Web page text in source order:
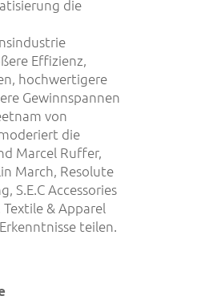
die
Effizienz,
hochwertigere
Gewinnspannen
von
die
Marcel Ruffer,
March, Resolute
S.E.C Accessories
& Apparel
teilen.